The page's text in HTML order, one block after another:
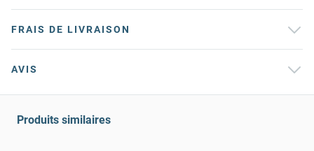
FRAIS DE LIVRAISON
AVIS
Produits similaires